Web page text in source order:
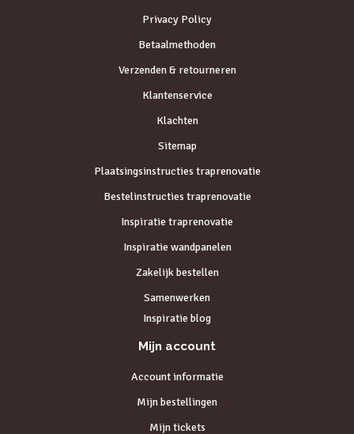
Privacy Policy
Betaalmethoden
Verzenden & retourneren
Klantenservice
Klachten
Sitemap
Plaatsingsinstructies traprenovatie
Bestelinstructies traprenovatie
Inspiratie traprenovatie
Inspiratie wandpanelen
Zakelijk bestellen
Samenwerken
Inspiratie blog
Mijn account
Account informatie
Mijn bestellingen
Mijn tickets